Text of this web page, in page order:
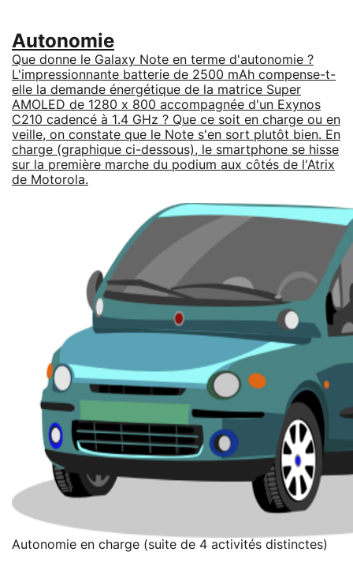
Autonomie
Que donne le Galaxy Note en terme d'autonomie ?
L'impressionnante batterie de 2500 mAh compense-t-
elle la demande énergétique de la matrice Super
AMOLED de 1280 x 800 accompagnée d'un Exynos
C210 cadencé à 1.4 GHz ? Que ce soit en charge ou en
veille, on constate que le Note s'en sort plutôt bien. En
charge (graphique ci-dessous), le smartphone se hisse
sur la première marche du podium aux côtés de l'Atrix
de Motorola.
Autonomie en charge (suite de 4 activités distinctes)